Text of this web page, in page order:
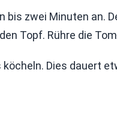
bis zwei Minuten an.
Topf. Rühre die
Dies dauert